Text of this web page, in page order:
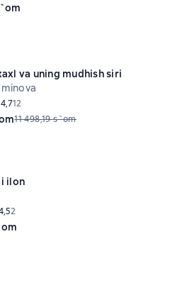
va uning mudhish siri
рейтинг 4,7 на основе 12 оценок
4,712
11 498,19 s`om
ilon
рейтинг 4,5 на основе 2 оценок
2